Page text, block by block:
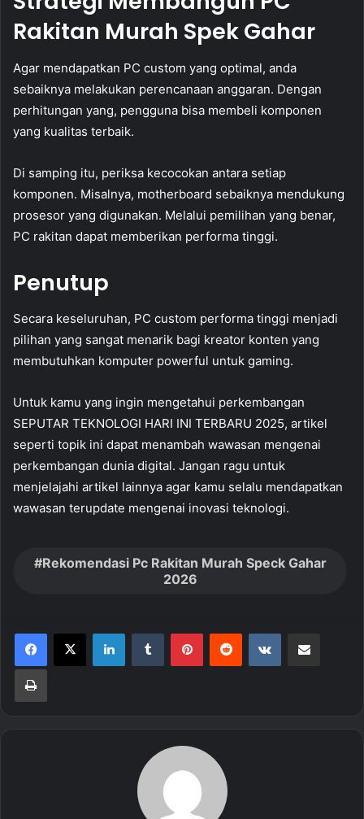
Rakitan Murah Spek Gahar
Agar mendapatkan PC custom yang optimal, anda
sebaiknya melakukan perencanaan anggaran. Dengan
perhitungan yang, pengguna bisa membeli komponen
yang kualitas terbaik.
Di samping itu, periksa kecocokan antara setiap
komponen. Misalnya, motherboard sebaiknya mendukung
prosesor yang digunakan. Melalui pemilihan yang benar,
PC rakitan dapat memberikan performa tinggi.
Penutup
Secara keseluruhan, PC custom performa tinggi menjadi
pilihan yang sangat menarik bagi kreator konten yang
membutuhkan komputer powerful untuk gaming.
Untuk kamu yang ingin mengetahui perkembangan
SEPUTAR TEKNOLOGI HARI INI TERBARU 2025, artikel
seperti topik ini dapat menambah wawasan mengenai
perkembangan dunia digital. Jangan ragu untuk
menjelajahi artikel lainnya agar kamu selalu mendapatkan
wawasan terupdate mengenai inovasi teknologi.
Rekomendasi Pc Rakitan Murah Speck Gahar
2026
LinkedInTumblr PinterestReddit VKontakte
Print